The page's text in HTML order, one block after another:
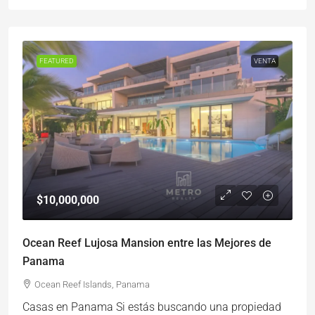
FEATURED VENTA
$10,000,000
Ocean Reef Lujosa Mansion entre las Mejores de
Panama
Ocean Reef Islands, Panama
Casas en Panama Si estás buscando una propiedad